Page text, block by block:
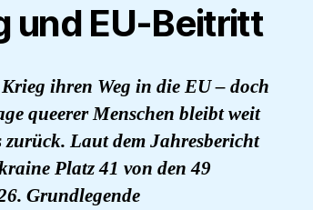
und EU-Beitritt
ihren Weg in die EU – doch
queerer Menschen bleibt weit
Laut dem Jahresbericht
Platz 41 von den 49
Grundlegende